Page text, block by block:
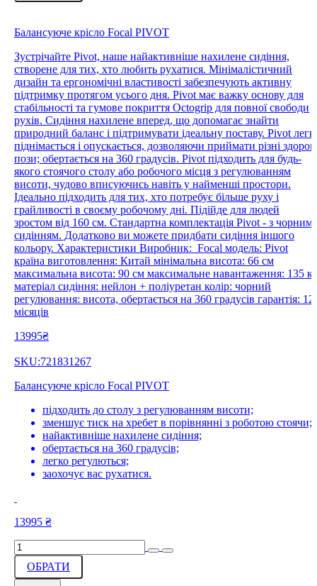
Балансуюче крісло Focal PIVOT
Зустрічайте Pivot, наше найактивніше нахилене сидіння,
створене для тих, хто любить рухатися. Мінімалістичний
дизайн та ергономічні властивості забезпечують активну
підтримку протягом усього дня. Pivot має важку основу для
стабільності та гумове покриття Octogrip для повної свободи
рухів. Сидіння нахилене вперед, що допомагає знайти
природний баланс і підтримувати ідеальну поставу. Pivot
піднімається і опускається, дозволяючи приймати різні
пози; обертається на 360 градусів. Pivot підходить для будь-
якого стоячого столу або робочого місця з регулюванням
висоти, чудово вписуючись навіть у найменші простори.
Ідеально підходить для тих, хто потребує більше руху і
грайливості в своєму робочому дні. Підійде для людей
зростом від 160 см. Cтандартна комплектація Pivot - з чорним
сидінням. Додатково ви можете придбати сидіння іншого
кольору. Характеристики Виробник: Focal модель: Pivot
країна виготовлення: Китай мінімальна висота: 66 см
максимальна висота: 90 см максимальне навантаження: 135 кг
матеріал сидіння: нейлон + поліуретан колір: чорний
регулювання: висота, обертається на 360 градусів гарантія: 12
місяців
13995₴
SKU:721831267
Балансуюче крісло Focal PIVOT
підходить до столу з регулюванням висоти;
зменшує тиск на хребет в порівнянні з роботою стоячи;
найактивніше нахилене сидіння;
обертається на 360 градусів;
легко регулються;
заохочує вас рухатися.
13995 ₴
ОБРАТИ